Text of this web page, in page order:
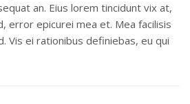
an. Eius lorem tincidunt vix at,
error epicurei mea et. Mea facilisis
Vis ei rationibus definiebas, eu qui